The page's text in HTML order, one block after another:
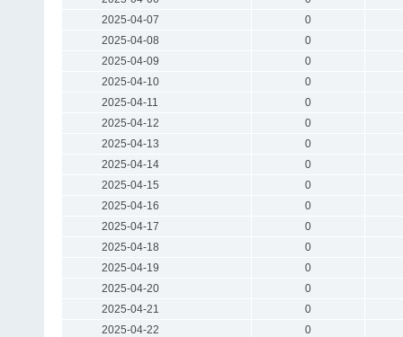
2025-04-07
0
2025-04-08
0
2025-04-09
0
2025-04-10
0
2025-04-11
0
2025-04-12
0
2025-04-13
0
2025-04-14
0
2025-04-15
0
2025-04-16
0
2025-04-17
0
2025-04-18
0
2025-04-19
0
2025-04-20
0
2025-04-21
0
2025-04-22
0